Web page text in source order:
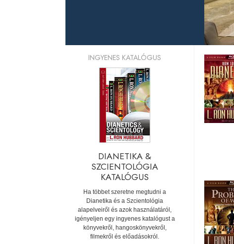
INGYENES KATALÓGUS
DIANETIKA &
SZCIENTOLÓGIA
KATALÓGUS
Ha többet szeretne megtudni a
Dianetika és a Szcientológia
alapelveiről és azok használatáról,
igényeljen egy ingyenes katalógust a
könyvekről, hangoskönyvekről,
filmekről és előadásokról.